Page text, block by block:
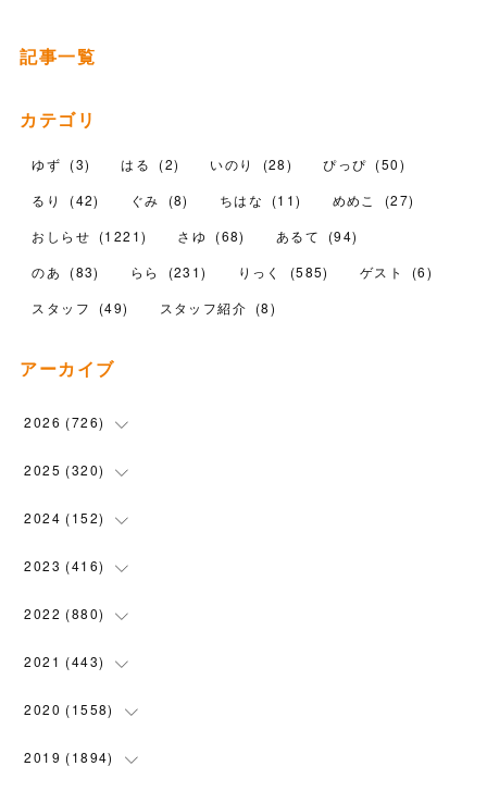
記事一覧
カテゴリ
ゆず (3) はる (2) いのり (28) ぴっぴ (50)
るり
(42) ぐみ (8) ちはな (11) めめこ (27)
おしらせ (1221) さゆ (68) あるて (94)
のあ
(83) らら (231) りっく (585) ゲスト (6)
スタッフ
(49) スタッフ紹介 (8)
アーカイブ
2026 (726)
(17)
(104
( 110
( 119
2025 (320)
(90)
( 100
(72)
( 4 )
2024 (152)
(5 )
(5)
( 7 )
( 6 )
2023 (416)
(28)
( 58)
( 45)
( 69 )
2022 (880)
(31)
(64)
(76 )
2021 (443)
(54)
(91)
2020 (1558)
(107)
2019 (1894)